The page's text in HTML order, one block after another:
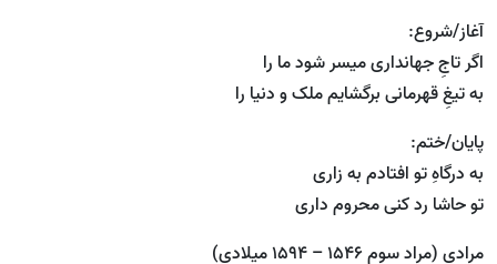
آغاز/شروع:
اگر تاجِ جهانداری میسر شود ما را
به تیغِ قهرمانی برگشایم ملک و دنیا را
پایان/ختم:
به درگاهِ تو افتادم به زاری
تو حاشا رد کنی محروم داری
مرادی (مراد سوم 1546 – 1594 میلادی)